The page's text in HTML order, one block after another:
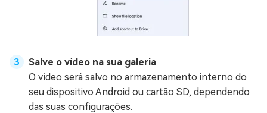
Salve o vídeo na sua galeria
O vídeo será salvo no armazenamento interno do
seu dispositivo Android ou cartão SD, dependendo
das suas configurações.